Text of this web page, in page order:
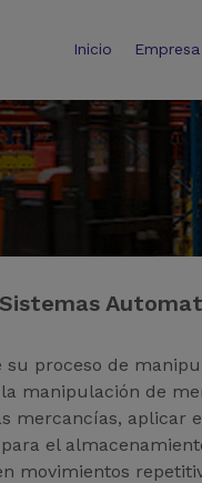
Inicio Empresa
Sistemas
proceso de
manipulación de
el